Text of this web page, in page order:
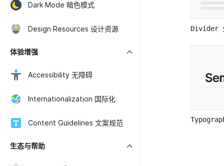
Dark Mode 暗色模式
Design Resources 设计资源
体验增强
Accessibility 无障碍
Internationalization 国际化
Content Guidelines 文案规范
生态与帮助
Divider